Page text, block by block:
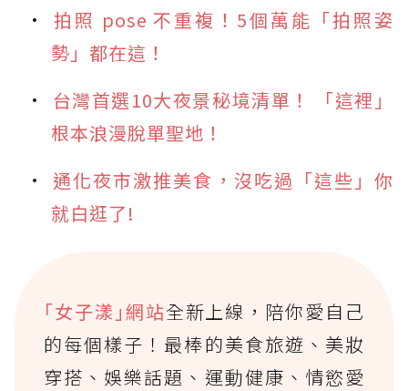
拍照 pose 不重複！5個萬能「拍照姿
勢」都在這！
台灣首選10大夜景秘境清單！ 「這裡」
根本浪漫脫單聖地！
通化夜市激推美食，沒吃過「這些」你
就白逛了!
｢女子漾｣網站全新上線，陪你愛自己
的每個樣子！最棒的美食旅遊、美妝
穿搭、娛樂話題、運動健康、情慾愛